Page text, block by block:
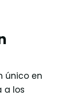
único en
a los